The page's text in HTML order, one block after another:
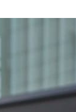
帽子